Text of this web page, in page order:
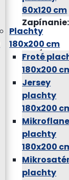
60x120 cm
Plachty
180x200 cm
Froté
180x200
Jersey
plachty
180x200
plachty
180x200
plachty
Zapínanie:
Motív:
Výrobca:
EAN kód:
Číslo
Popis: